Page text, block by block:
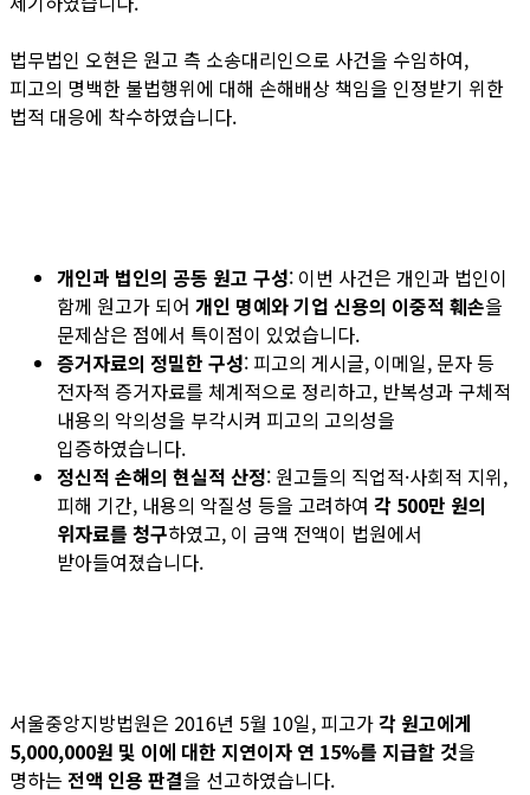
법무법인 오현은 원고 측 소송대리인으로 사건을 수임하여,
피고의 명백한 불법행위에 대해 손해배상 책임을 인정받기 위한
법적 대응에 착수하였습니다.
개인과 법인의 공동 원고 구성: 이번 사건은 개인과 법인이
함께 원고가 되어 개인 명예와 기업 신용의 이중적 훼손을
문제삼은 점에서 특이점이 있었습니다.
증거자료의 정밀한 구성: 피고의 게시글, 이메일, 문자 등
전자적 증거자료를 체계적으로 정리하고, 반복성과 구체적
내용의 악의성을 부각시켜 피고의 고의성을
입증하였습니다.
정신적 손해의 현실적 산정: 원고들의 직업적·사회적 지위,
피해 기간, 내용의 악질성 등을 고려하여 각 500만 원의
위자료를 청구하였고, 이 금액 전액이 법원에서
받아들여졌습니다.
서울중앙지방법원은 2016년 5월 10일, 피고가각 원고에게
5,000,000원 및 이에 대한 지연이자 연 15%를 지급할 것을
명하는 전액 인용 판결을 선고하였습니다.